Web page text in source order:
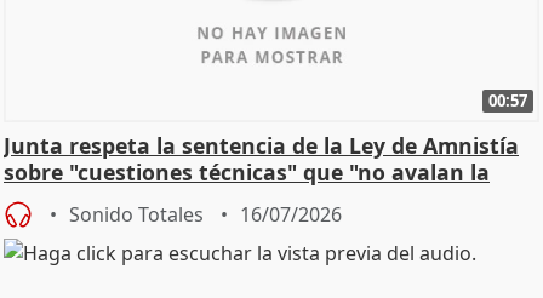
00:57
Junta respeta la sentencia de la Ley de Amnistía
sobre "cuestiones técnicas" que "no avalan la
const
Sonido Totales 16/07/2026